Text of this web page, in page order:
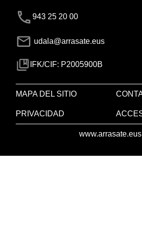
943 25 20 00
udala@arrasate.eus
IFK/CIF: P2005900B
MAPA DEL SITIO
PRIVACIDAD
www.arrasate.eus